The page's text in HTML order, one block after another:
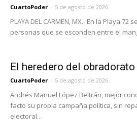
CuartoPoder - 5 de agosto de 2026
PLAYA DEL CARMEN, MX.- En la Playa 72
personas que se esconden entre el
El heredero del obradorato
CuartoPoder - 5 de agosto de 2026
Andrés Manuel López Beltrán, mejor
facto su propia campaña política, sin
electoral...